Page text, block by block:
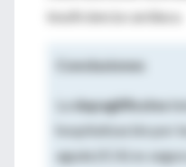
insuficiencia cardíaca.
Conclusiones
Ladapagliflozina
hospitalización por
aguda (ICA) es